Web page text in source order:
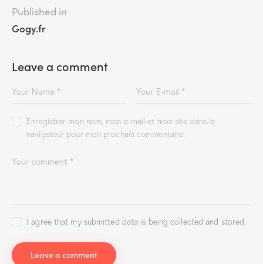
Published in
Gogy.fr
Leave a comment
Enregistrer mon nom, mon e-mail et mon site dans le
navigateur pour mon prochain commentaire.
I agree that my submitted data is being collected and stored.